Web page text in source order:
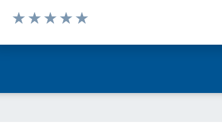
Valuta da 1 a 5 stelle la pagina